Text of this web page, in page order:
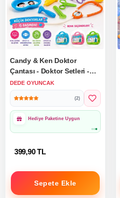
Candy & Ken Doktor
Çantası - Doktor Setleri -
Doktor Oyuncak Seti
DEDE OYUNCAK
(2)
Hediye Paketine Uygun
399,90 TL
Sepete Ekle